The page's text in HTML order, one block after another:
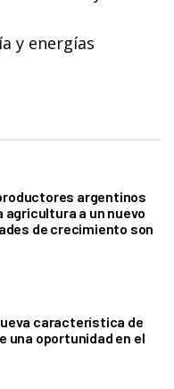
y energías
argentinos
agricultura a un nuevo
de crecimiento son
característica de
una oportunidad en el